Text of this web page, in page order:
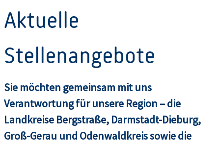
Aktuelle
Stellenangebote
Sie möchten gemeinsam mit uns
Verantwortung für unsere Region – die
Landkreise Bergstraße, Darmstadt-Dieburg,
Groß-Gerau und Odenwaldkreis sowie die